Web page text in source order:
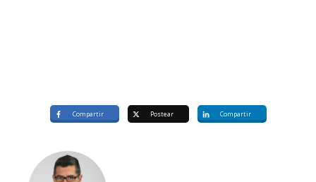
Compartir Postear Compartir